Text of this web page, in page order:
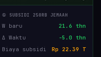
① SUBSIDI 250RB JEMAAH
W baru
21.6 thn
Δ Waktu
-5.0 thn
Biaya subsidi
Rp 22.39 T